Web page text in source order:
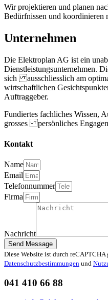
Wir projektieren und planen
Bedürfnissen und koordinieren
Unternehmen
Die Elektroplan AG ist ein
Dienstleistungsunternehmen.
sich ausschliesslich am
wirtschaftlichen
Auftraggeber.
Fundiertes fachliches Wissen,
grosses persönliches
Kontakt
Name
Email
Telefonnummer
Firma
Nachricht
Send Message
Diese Website ist durch
Datenschutzbestimmungen und
041 410 66 88